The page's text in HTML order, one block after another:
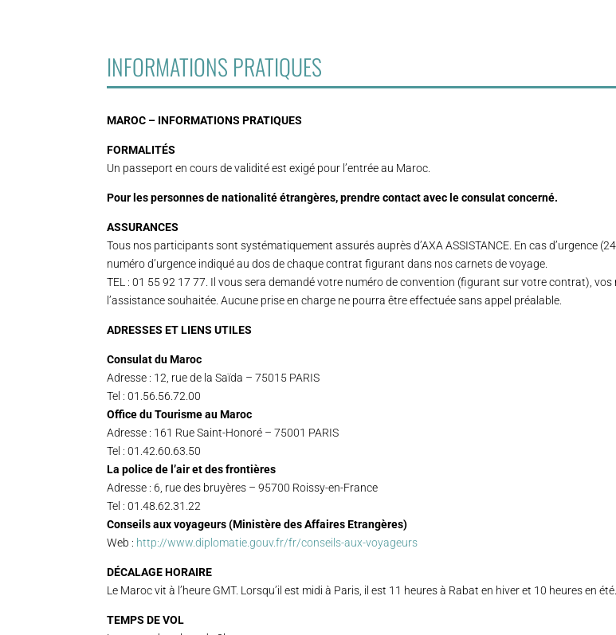
INFORMATIONS PRATIQUES
MAROC – INFORMATIONS PRATIQUES
FORMALITÉS
Un passeport en cours de validité est exigé pour l’entrée au Maroc.
Pour les personnes de nationalité étrangères, prendre contact avec le consulat concerné.
ASSURANCES
Tous nos participants sont systématiquement assurés auprès d’AXA ASSISTANCE. En cas d’urgence
numéro d’urgence indiqué au dos de chaque contrat figurant dans nos carnets de voyage.
TEL : 01 55 92 17 77. Il vous sera demandé votre numéro de convention (figurant sur votre contrat),
l’assistance souhaitée. Aucune prise en charge ne pourra être effectuée sans appel préalable.
ADRESSES ET LIENS UTILES
Consulat du Maroc
Adresse : 12, rue de la Saïda – 75015 PARIS
Tel : 01.56.56.72.00
Office du Tourisme au Maroc
Adresse : 161 Rue Saint-Honoré – 75001 PARIS
Tel : 01.42.60.63.50
La police de l’air et des frontières
Adresse : 6, rue des bruyères – 95700 Roissy-en-France
Tel : 01.48.62.31.22
Conseils aux voyageurs (Ministère des Affaires Etrangères)
Web : http://www.diplomatie.gouv.fr/fr/conseils-aux-voyageurs
DÉCALAGE HORAIRE
Le Maroc vit à l’heure GMT. Lorsqu’il est midi à Paris, il est 11 heures à Rabat en hiver et 10 heures en été.
TEMPS DE VOL